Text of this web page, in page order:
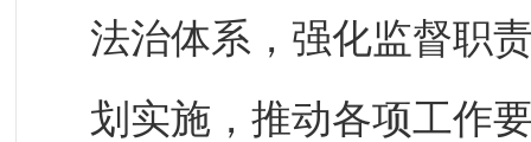
法治体系，强化监督职
划实施，推动各项工作